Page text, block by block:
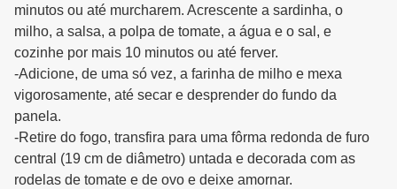
minutos ou até murcharem. Acrescente a sardinha, o
milho, a salsa, a polpa de tomate, a água e o sal, e
cozinhe por mais 10 minutos ou até ferver.
-Adicione, de uma só vez, a farinha de milho e mexa
vigorosamente, até secar e desprender do fundo da
panela.
-Retire do fogo, transfira para uma fôrma redonda de furo
central (19 cm de diâmetro) untada e decorada com as
rodelas de tomate e de ovo e deixe amornar.